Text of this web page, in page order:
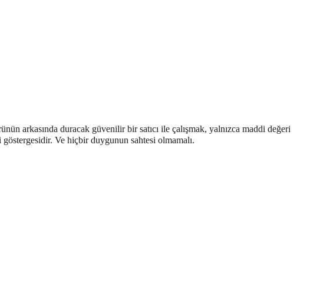
arkasında duracak güvenilir bir satıcı ile çalışmak, yalnızca maddi değeri
göstergesidir. Ve hiçbir duygunun sahtesi olmamalı.